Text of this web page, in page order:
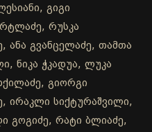
გიგი
რუსკა
ანა გვანცელაძე, თამთა
ნიკა ჭკადუა, ლუკა
გიორგი
ირაკლი სიქტურაშვილი,
გოგიძე, რატი ბლიაძე,